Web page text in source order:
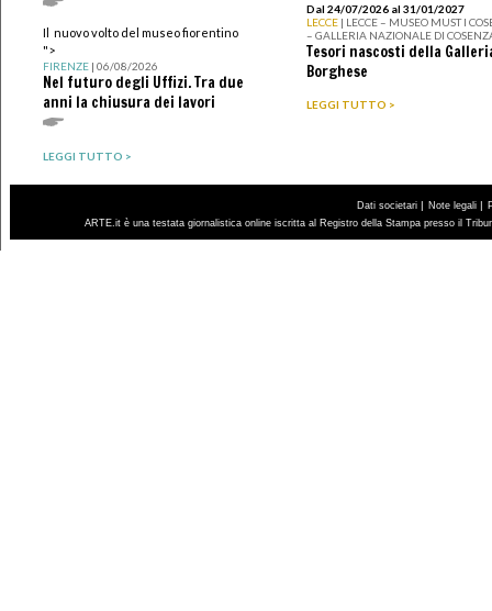
Il nuovo volto del museo fiorentino
">
FIRENZE| 06/08/2026
Nel futuro degli Uffizi. Tra due
anni la chiusura dei lavori
LEGGI TUTTO >
Dal 24/07/2026 al 31/01/2027
LECCE | LECCE – MUSEO MUST I
– GALLERIA NAZIONALE DI
Tesori nascosti della
Borghese
LEGGI TUTTO >
Dati societari | Note legali |
ARTE.it è una testata giornalistica online iscritta al Registro della Stampa presso il